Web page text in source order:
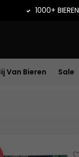
1000+ BIEREN
Van Bieren Sale